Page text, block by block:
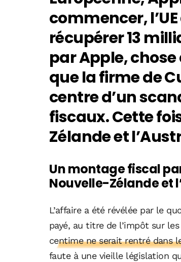
commencer,
récupérer 13
par Apple,
que la firme de
centre d’un
fiscaux. Cette
Zélande et
Un montage fiscal
Nouvelle-Zélande et
L’affaire a été révélée par le
payé, au titre de l’impôt sur
centime ne serait rentré dans
faute à une vieille législation